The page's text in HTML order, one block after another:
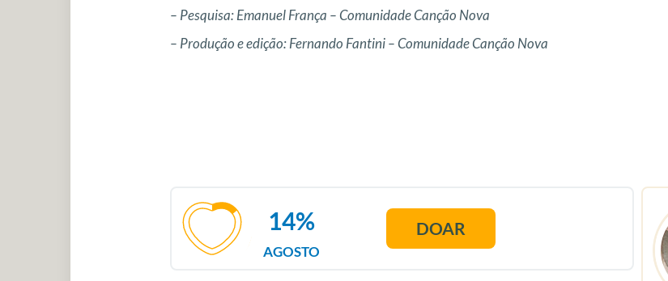
– Pesquisa: Emanuel França – Comunidade Canção Nova
– Produção e edição: Fernando Fantini – Comunidade Canção Nova
AGOSTO
14% DOAR